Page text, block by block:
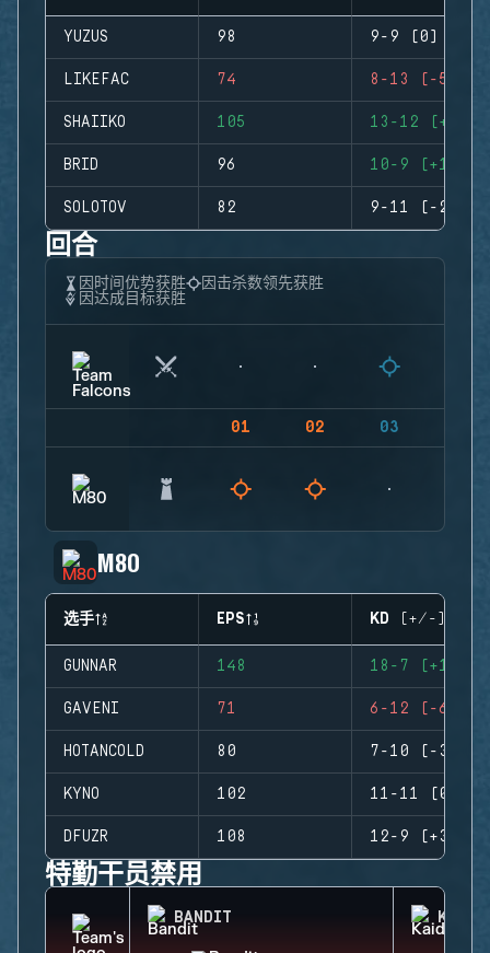
YUZUS 98 9-9 (0)
LIKEFAC 74 8-13 (-5)
SHAIIKO 105 13-12 (+1)
BRID 96 10-9 (+1)
SOLOTOV 82 9-11 (-2)
回合
因时间优势获胜
因击杀数领先获胜
因达成目标获胜
01 02 03
M80
选手 EPS KD (+/-)
GUNNAR 148 18-7 (+11)
GAVENI 71 6-12 (-6)
HOTANCOLD 80 7-10 (-3)
KYNO 102 11-11 (0)
DFUZR 108 12-9 (+3)
特勤干员禁用
BANDIT KAID